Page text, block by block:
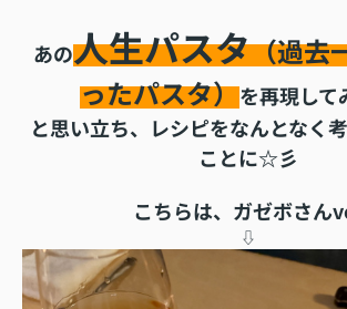
あの人生パスタ（過去
ったパスタ）を再現して
と思い立ち、レシピをなんとなく
ことに☆彡
こちらは、ガゼボさん
⇩